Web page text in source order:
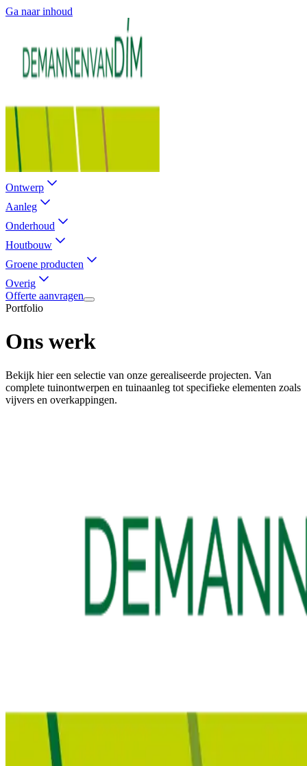
Ga naar inhoud
Ontwerp
Aanleg
Onderhoud
Houtbouw
Groene producten
Overig
Offerte aanvragen
Portfolio
Ons werk
Bekijk hier een selectie van onze gerealiseerde projecten. Van
complete tuinontwerpen en tuinaanleg tot specifieke elementen zoals
vijvers en overkappingen.